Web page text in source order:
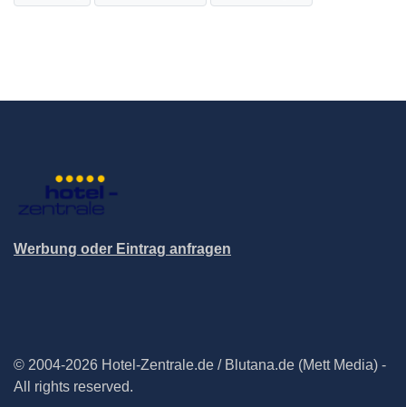
Werbung oder Eintrag anfragen
© 2004-2026 Hotel-Zentrale.de / Blutana.de (Mett Media) -
All rights reserved.